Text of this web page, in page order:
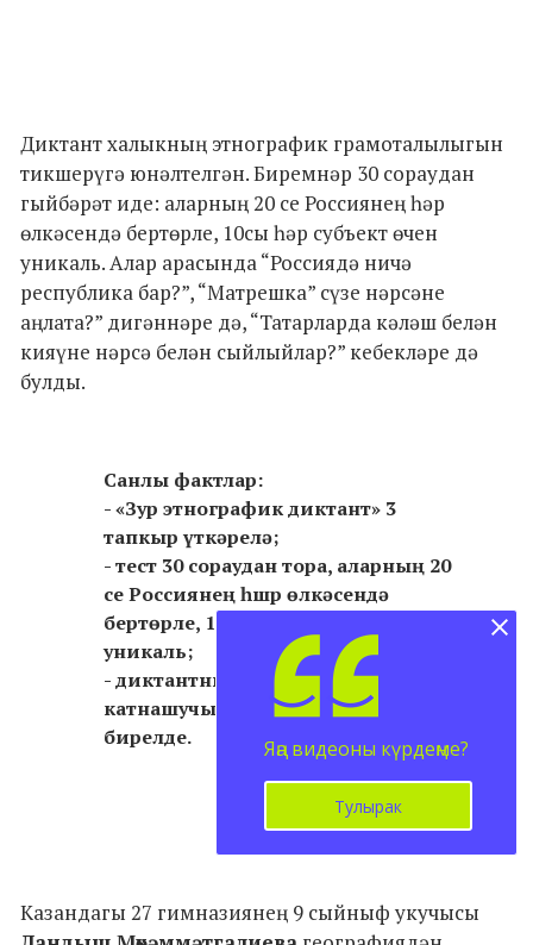
Диктант халыкның этнографик грамоталылыгын
тикшерүгә юнәлтелгән. Биремнәр 30 сораудан
гыйбәрәт иде: аларның 20 се Россиянең һәр
өлкәсендә бертөрле, 10сы һәр субъект өчен
уникаль. Алар арасында “Россиядә ничә
республика бар?”, “Матрешка” сүзе нәрсәне
аңлата?” дигәннәре дә, “Татарларда кәләш белән
кияүне нәрсә белән сыйлыйлар?” кебекләре дә
булды.
Санлы фактлар:
- «Зур этнографик диктант» 3
тапкыр үткәрелә;
- тест 30 сораудан тора, аларның 20
се Россиянең һшр өлкәсендә
бертөрле, 10сы һәр субъект өчен
уникаль;
- диктантны язар өчен
катнашучыларга 45 минут вакыт
бирелде.
Казандагы 27 гимназиянең 9 сыйныф укучысы
Яңа видеоны күрдеңме?
Тулырак